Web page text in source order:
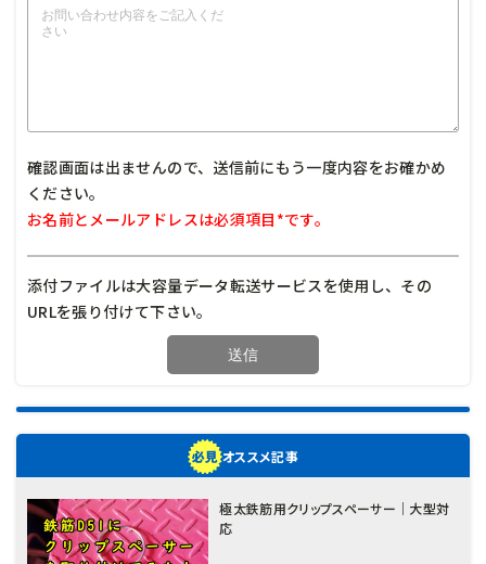
確認画面は出ませんので、送信前にもう一度内容をお確かめ
ください。
お名前とメールアドレスは必須項目*です。
添付ファイルは大容量データ転送サービスを使用し、その
URLを張り付けて下さい。
オススメ記事
極太鉄筋用クリップスペーサー｜大型対
応